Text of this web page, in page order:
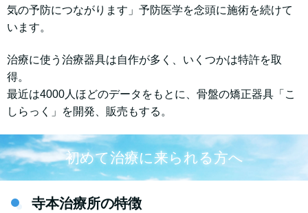
気の予防につながります」予防医学を念頭に施術を続けて
います。
治療に使う治療器具は自作が多く、いくつかは特許を取
得。
最近は4000人ほどのデータをもとに、骨盤の矯正器具「こ
しらっく」を開発、販売もする。
初めて治療に来られる方へ
寺本治療所の特徴